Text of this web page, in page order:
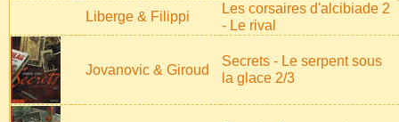
Liberge & Filippi
Les corsaires d'alcibiade 2
- Le rival
Jovanovic & Giroud
Secrets - Le serpent sous
la glace 2/3